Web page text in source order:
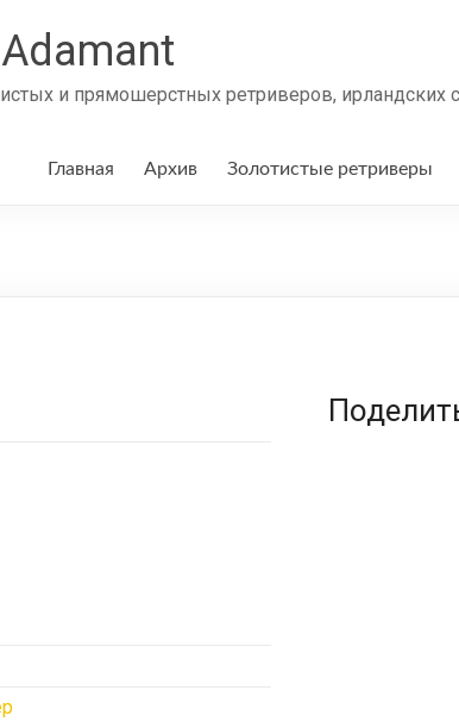
и прямошерстных ретриверов, ирландских
Главная Архив Золотистые ретриверы